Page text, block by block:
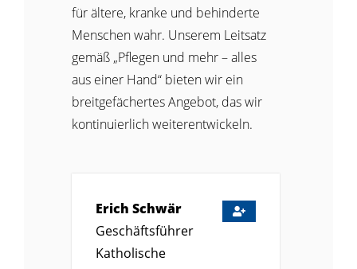
Geschäftsführer
Erich Schwär
Katholische
für ältere, kranke und behinderte
Menschen wahr. Unserem Leitsatz
gemäß „Pflegen und mehr – alles
aus einer Hand“ bieten wir ein
breitgefächertes Angebot, das wir
kontinuierlich weiterentwickeln.